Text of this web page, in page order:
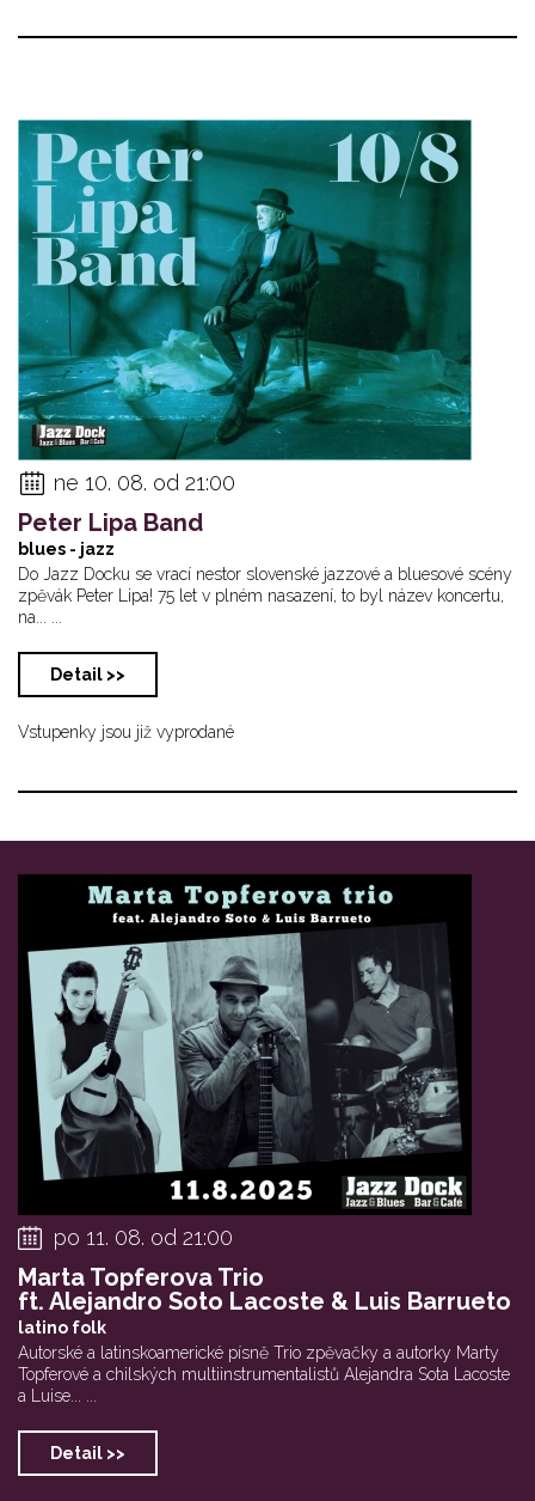
ne 10. 08. od 21:00
Peter Lipa Band
blues - jazz
Do Jazz Docku se vrací nestor slovenské jazzové a bluesové scény
zpěvák Peter Lipa! 75 let v plném nasazení, to byl název koncertu,
na... ...
Detail >>
Vstupenky jsou již vyprodané
po 11. 08. od 21:00
Marta Topferova Trio
ft. Alejandro Soto Lacoste & Luis Barrueto
latino folk
Autorské a latinskoamerické písně Trio zpěvačky a autorky Marty
Topferové a chilských multiinstrumentalistů Alejandra Sota Lacoste
a Luise... ...
Detail >>